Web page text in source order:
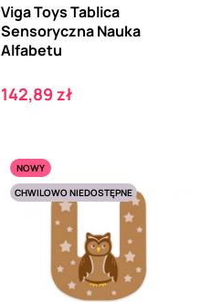
Viga Toys Tablica
Sensoryczna Nauka
Alfabetu
Cena
142,89 zł
NOWY
CHWILOWO NIEDOSTĘPNE